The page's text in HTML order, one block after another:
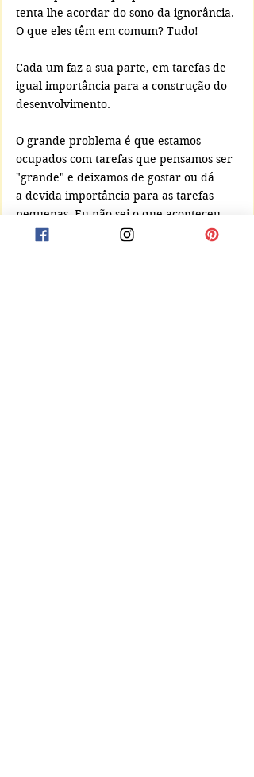
tenta lhe acordar do sono da ignorância.
O que eles têm em comum? Tudo!
Cada um faz a sua parte, em tarefas de
igual importância para a construção do
desenvolvimento.
O grande problema é que estamos
ocupados com tarefas que pensamos ser
"grande" e deixamos de gostar ou dá
a devida importância para as tarefas
pequenas. Eu não sei o que aconteceu
com o ser humano. A tecnologia deveria